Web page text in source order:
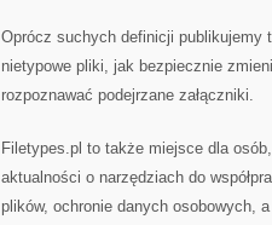
Oprócz suchych definicji publikujemy
nietypowe pliki, jak bezpiecznie
rozpoznawać podejrzane załączniki.
Filetypes.pl to także miejsce dla
aktualności o narzędziach do
plików, ochronie danych osobowych,